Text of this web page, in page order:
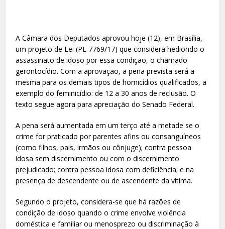
A Câmara dos Deputados aprovou hoje (12), em Brasília,
um projeto de Lei (PL 7769/17) que considera hediondo o
assassinato de idoso por essa condição, o chamado
gerontocídio. Com a aprovação, a pena prevista será a
mesma para os demais tipos de homicídios qualificados, a
exemplo do feminicídio: de 12 a 30 anos de reclusão. O
texto segue agora para apreciação do Senado Federal.
A pena será aumentada em um terço até a metade se o
crime for praticado por parentes afins ou consanguíneos
(como filhos, pais, irmãos ou cônjuge); contra pessoa
idosa sem discernimento ou com o discernimento
prejudicado; contra pessoa idosa com deficiência; e na
presença de descendente ou de ascendente da vítima.
Segundo o projeto, considera-se que há razões de
condição de idoso quando o crime envolve violência
doméstica e familiar ou menosprezo ou discriminação à